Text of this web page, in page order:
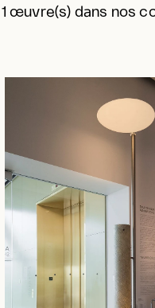
1 œuvre(s) dans nos